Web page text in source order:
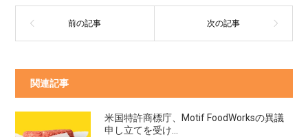
関連記事
米国特許商標庁、Motif FoodWorksの異議
申し立てを受け...